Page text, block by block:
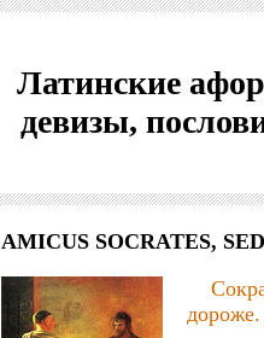
Латинские
девизы,
AMICUS SOCRATES,
дороже.